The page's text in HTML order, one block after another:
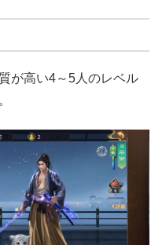
が高い4～5人のレベル